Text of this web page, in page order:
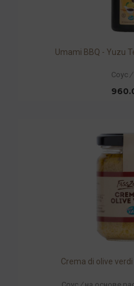
Umami BBQ - Yuzu
Соус /
Crema di olive